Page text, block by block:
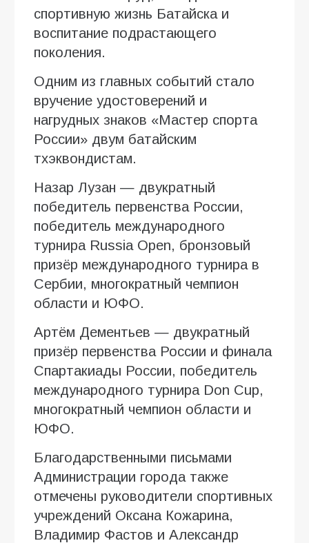
спортивную жизнь Батайска и
воспитание подрастающего
поколения.
Одним из главных событий стало
вручение удостоверений и
нагрудных знаков «Мастер спорта
России» двум батайским
тхэквондистам.
Назар Лузан — двукратный
победитель первенства России,
победитель международного
турнира Russia Open, бронзовый
призёр международного турнира в
Сербии, многократный чемпион
области и ЮФО.
Артём Дементьев — двукратный
призёр первенства России и финала
Спартакиады России, победитель
международного турнира Don Cup,
многократный чемпион области и
ЮФО.
Благодарственными письмами
Администрации города также
отмечены руководители спортивных
учреждений Оксана Кожарина,
Владимир Фастов и Александр